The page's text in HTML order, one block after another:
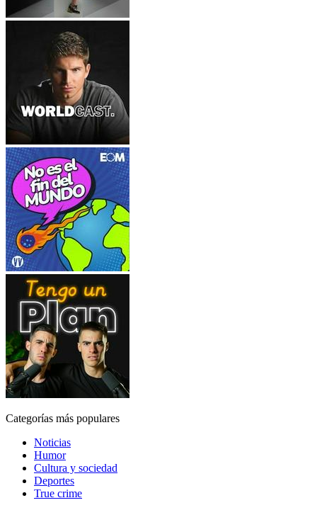
Categorías más populares
Noticias
Humor
Cultura y sociedad
Deportes
True crime